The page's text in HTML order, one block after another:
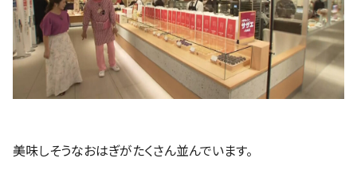
美味しそうなおはぎがたくさん並んでいます。